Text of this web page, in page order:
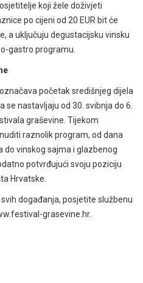
koji žele doživjeti
po cijeni od 20 EUR bit će
a uključuju degustacijsku vinsku
gastro programu.
početak središnjeg dijela
se nastavljaju od 30. svibnja do 6.
graševine. Tijekom
raznolik program, od dana
do vinskog sajma i glazbenog
potvrđujući svoju poziciju
Hrvatske.
događanja, posjetite službenu
grasevine.hr.